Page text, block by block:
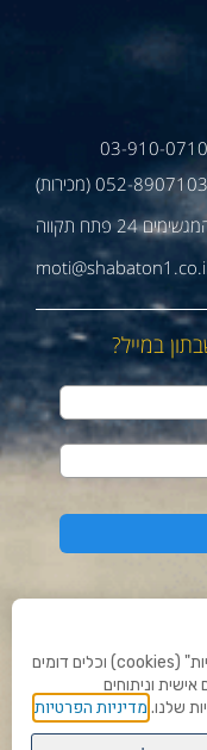
03-910-0710
052-8907103 (מכירות)
במייל?
לידיעתכם, באתר זה נעשה שימוש ב"קבצי עוגיות" (cookies) וכלים דומים
וניתוחים
שלנו. מדיניות הפרטיות